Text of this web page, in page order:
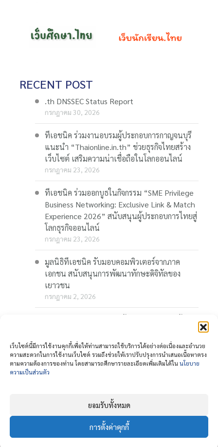
เว็บไซต์นี้มีการใช้งานคุกกี้เพื่อให้ท่านสามารถใช้บริการได้อย่างต่อเนื่องและอำนวย
ความสะดวกในการใช้งานเว็บไซต์ รวมถึงช่วยให้เราปรับปรุงการนำเสนอเนื้อหาตรง
ตามความต้องการของท่าน โดยสามารถศึกษารายละเอียดเพิ่มเติมได้ในนโยบาย
ความเป็นส่วนตัว
ยอมรับทั้งหมด
การตั้งค่าคุกกี้
RECENT POST
.th DNSSEC Status Report
กรกฎาคม 30, 2026
ทีเอชนิค ร่วมงานอบรมผู้ประกอบการกาญจนบุรี
แนะนำ “Thaionline.in.th” ช่วยธุรกิจไทยสร้าง
เว็บไซต์ เสริมความน่าเชื่อถือในโลกออนไลน์
กรกฎาคม 23, 2026
ทีเอชนิค ร่วมออกบูธในกิจกรรม “SME Privilege
Business Networking: Exclusive Link & Match
Experience 2026” สนับสนุนผู้ประกอบการไทยสู่
โลกธุรกิจออนไลน์
กรกฎาคม 23, 2026
มูลนิธิทีเอชนิค รับมอบคอมพิวเตอร์จากภาค
เอกชน สนับสนุนการพัฒนาทักษะดิจิทัลของ
เยาวชน
กรกฎาคม 2, 2026
Business: AI พลิกเกมธุรกิจ สร้างโอกาสใหม่ใน
โลกดิจิทัล” 23 กรกฎาคมนี้
กรกฎาคม 1, 2026
2026
นโยบายความเป็นส่วนตัว ( Privacy